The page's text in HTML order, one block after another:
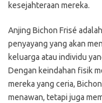
kesejahteraan mereka.
Anjing Bichon Frisé
penyayang yang akan
keluarga atau individu
Dengan keindahan fisik
mereka yang ceria,
menawan, tetapi juga